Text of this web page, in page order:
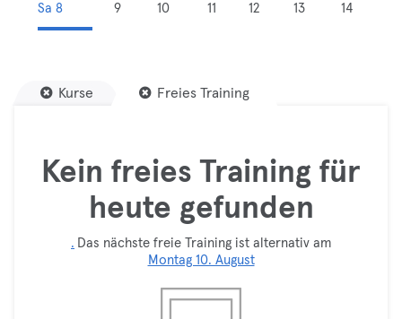
Sa 8
9
10
11
12
13
14
Kurse Freies Training
Kein freies Training für
heute gefunden
. Das nächste freie Training ist alternativ am
Montag 10. August